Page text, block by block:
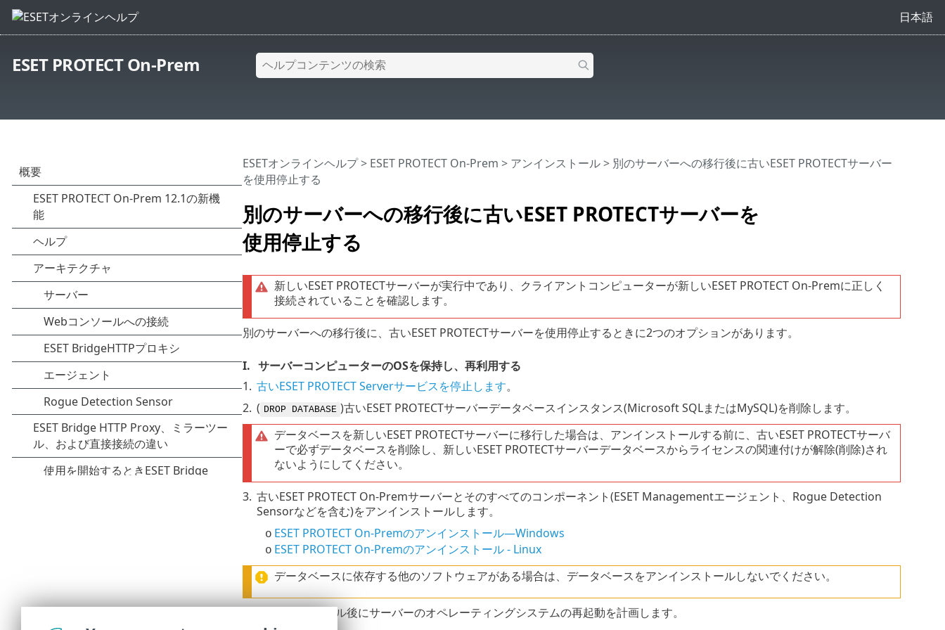
日本語
ESET PROTECT On-Prem
別のサーバーへの移行後に古いESET PROTECTサーバーを
使用停止する
ESETオンラインヘルプ> ESET PROTECT On-Prem > アンインストール> 別のサーバーへの移行後に古いESET PROTECTサーバー
を使用停止する
新しいESET PROTECTサーバーが実行中であり、クライアントコンピューターが新しいESET PROTECT On-Premに正しく
接続されていることを確認します。
別のサーバーへの移行後に、古いESET PROTECTサーバーを使用停止するときに2つのオプションがあります。
I. サーバーコンピューターのOSを保持し、再利用する
1. 古いESET PROTECT Serverサービスを停止します。
2. ( DROP DATABASE )古いESET PROTECTサーバーデータベースインスタンス(Microsoft SQLまたはMySQL)を削除します。
データベースを新しいESET PROTECTサーバーに移行した場合は、アンインストールする前に、古いESET PROTECTサーバ
ーで必ずデータベースを削除し、新しいESET PROTECTサーバーデータベースからライセンスの関連付けが解除(削除)され
ないようにしてください。
3. 古いESET PROTECT On-Premサーバーとそのすべてのコンポーネント(ESET Managementエージェント、Rogue Detection
Sensorなどを含む)をアンインストールします。
o ESET PROTECT On-Premのアンインストール—Windows
o ESET PROTECT On-Premのアンインストール - Linux
データベースに依存する他のソフトウェアがある場合は、データベースをアンインストールしないでください。
4. アンインストール後にサーバーのオペレーティングシステムの再起動を計画します。